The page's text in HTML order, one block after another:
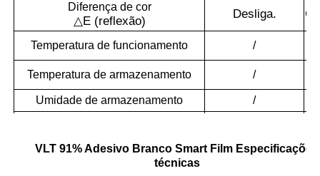
Diferença de cor
△E (reflexão)
Desliga.
Temperatura de funcionamento /
Temperatura de armazenamento /
Umidade de armazenamento
/
VLT 91% Adesivo Branco Smart Film Especificações
técnicas